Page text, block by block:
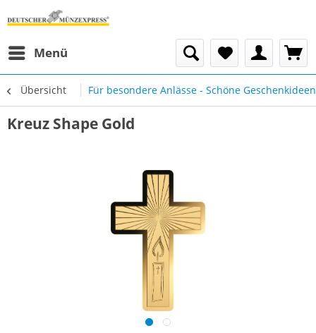
Menü
Übersicht Für besondere Anlässe - Schöne Geschenkideen
Kreuz Shape Gold